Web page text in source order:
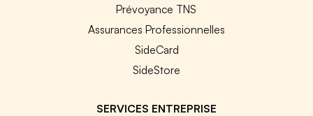
Prévoyance TNS
Assurances Professionnelles
SideCard
SideStore
SERVICES ENTREPRISE